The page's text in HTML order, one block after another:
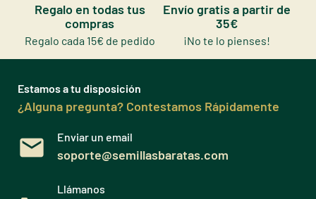
Regalo en todas tus
compras
Regalo cada 15€ de pedido
Envío gratis a partir de
35€
¡No te lo pienses!
Estamos a tu disposición
¿Alguna pregunta? Contestamos Rápidamente
Enviar un email
soporte@semillasbaratas.com
Llámanos